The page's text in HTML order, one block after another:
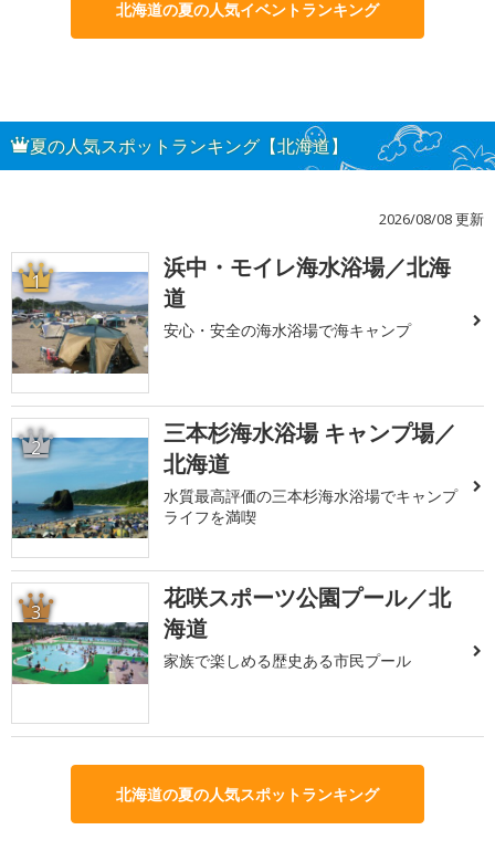
北海道の夏の人気イベントランキング
夏の人気スポットランキング【北海道】
2026/08/08 更新
1
浜中・モイレ海水浴場／北海
道
安心・安全の海水浴場で海キャンプ
2
三本杉海水浴場 キャンプ場／
北海道
水質最高評価の三本杉海水浴場でキャンプ
ライフを満喫
3
花咲スポーツ公園プール／北
海道
家族で楽しめる歴史ある市民プール
北海道の夏の人気スポットランキング